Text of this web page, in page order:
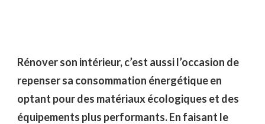
Rénover son intérieur, c’est aussi l’occasion de
repenser sa consommation énergétique en
optant pour des matériaux écologiques et des
équipements plus performants. En faisant le